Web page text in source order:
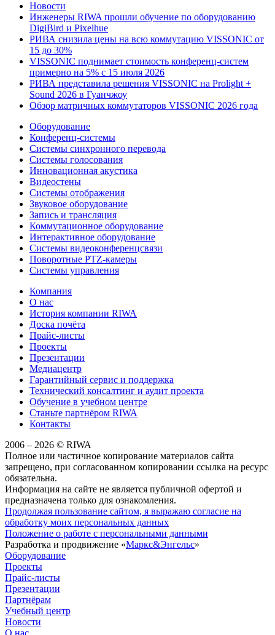
Новости
Инженеры RIWA прошли обучение по оборудованию
DigiBird и Pixelhue
РИВА снизила цены на всю коммутацию VISSONIC от
15 до 30%
VISSONIC поднимает стоимость конференц-систем
примерно на 5% с 15 июля 2026
РИВА представила решения VISSONIC на Prolight +
Sound 2026 в Гуанчжоу
Обзор матричных коммутаторов VISSONIC 2026 года
Оборудование
Конференц-системы
Системы синхронного перевода
Системы голосования
Инновационная акустика
Видеостены
Системы отображения
Звуковое оборудование
Запись и трансляция
Коммутационное оборудование
Интерактивное оборудование
Системы видеоконференцсвязи
Поворотные PTZ-камеры
Системы управления
Компания
О нас
История компании RIWA
Доска почёта
Прайс-листы
Проекты
Презентации
Медиацентр
Гарантийный сервис и поддержка
Технический консалтинг и аудит проекта
Обучение в учебном центре
Станьте партнёром RIWA
Контакты
2006 – 2026 © RIWA
Полное или частичное копирование материалов сайта
запрещено, при согласованном копировании ссылка на ресурс
обязательна.
Информация на сайте не является публичной офертой и
предназначена только для ознакомления.
Продолжая пользование сайтом, я выражаю согласие на
обработку моих персональных данных
Положение о работе с персональными данными
Разработка и продвижение «Маркс&Энгельс»
Оборудование
Проекты
Прайс-листы
Презентации
Партнёрам
Учебный центр
Новости